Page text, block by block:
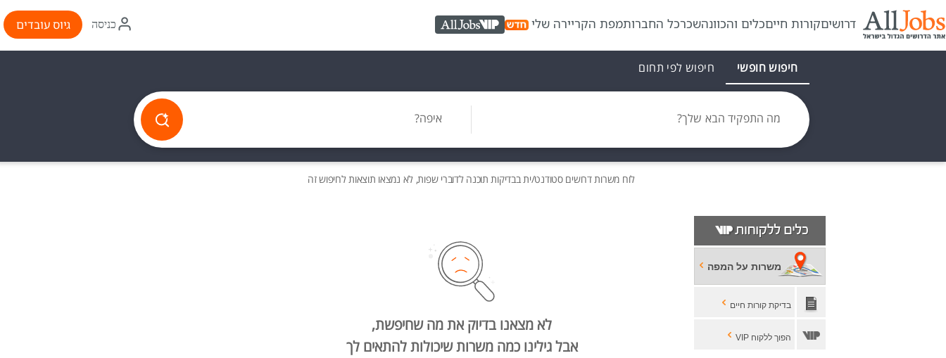
דרושיםקורות חייםכלים והכוונהשכרכל החברותמפת הקריירה שלי AllJobs VIP
איקון
התחברות
כניסה גיוס עובדים
חיפוש חופשי חיפוש לפי תחום
מה התפקיד הבא שלך? איפה?
לוח משרותדרושים סטודנט/ית בבדיקות תוכנה לדוברי שפות, לא נמצאו תוצאות לחיפוש זה
משרות על המפה
בדיקת קורות חיים
הפוך ללקוח VIP
לא מצאנו בדיוק את מה שחיפשת,
אבל גילינו כמה משרות שיכולות להתאים לך